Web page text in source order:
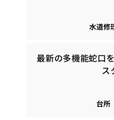
水道修
最新の多機能蛇口
ス
台所